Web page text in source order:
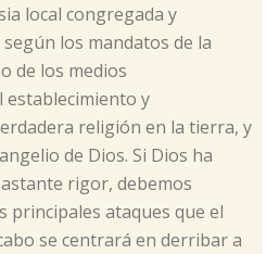
local congregada y
los mandatos de la
de los medios
establecimiento y
religión en la tierra, y
de Dios. Si Dios ha
rigor, debemos
principales ataques que el
se centrará en derribar a